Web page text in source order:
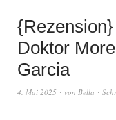
Doktor
Garcia
4. Mai 2025 von Bella